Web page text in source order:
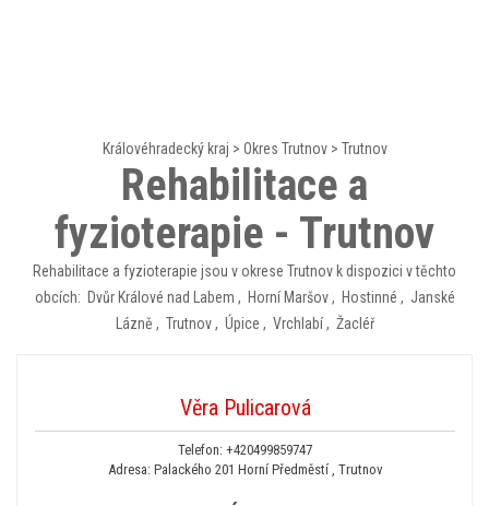
Královéhradecký kraj > Okres Trutnov> Trutnov
Rehabilitace a
fyzioterapie - Trutnov
Rehabilitace a fyzioterapie jsou v okrese Trutnov k dispozici v těchto
obcích: Dvůr Králové nad Labem , Horní Maršov, Hostinné , Janské
Lázně , Trutnov, Úpice , Vrchlabí, Žacléř
Věra Pulicarová
Telefon: +420499859747
Adresa: Palackého 201 Horní Předměstí , Trutnov